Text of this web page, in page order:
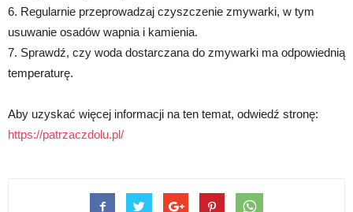
6. Regularnie przeprowadzaj czyszczenie zmywarki, w tym
usuwanie osadów wapnia i kamienia.
7. Sprawdź, czy woda dostarczana do zmywarki ma odpowiednią
temperaturę.
Aby uzyskać więcej informacji na ten temat, odwiedź stronę:
https://patrzaczdolu.pl/